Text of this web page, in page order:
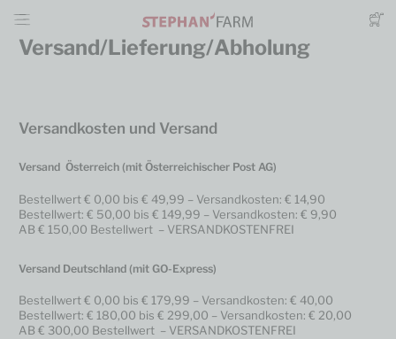
Versand/Lieferung/Abholung
Versandkosten und Versand
Versand Österreich (mit Österreichischer Post AG)
Bestellwert € 0,00 bis € 49,99 – Versandkosten: € 14,90
Bestellwert: € 50,00 bis € 149,99 – Versandkosten: € 9,90
AB € 150,00 Bestellwert – VERSANDKOSTENFREI
Versand Deutschland (mit GO-Express)
Bestellwert € 0,00 bis € 179,99 – Versandkosten: € 40,00
Bestellwert: € 180,00 bis € 299,00 – Versandkosten: € 20,00
AB € 300,00 Bestellwert – VERSANDKOSTENFREI